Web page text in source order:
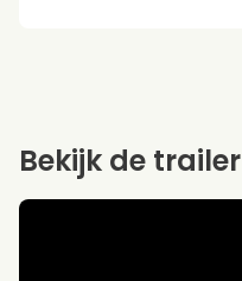
Bekijk de trailer